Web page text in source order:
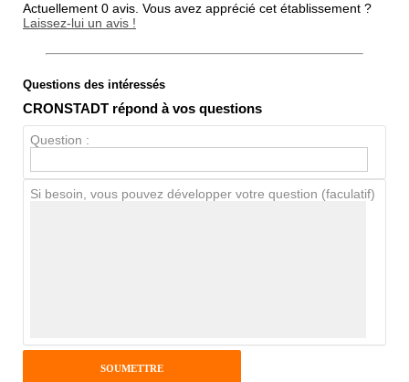
Actuellement 0 avis. Vous avez apprécié cet établissement ?
Laissez-lui un avis !
Note globale
Questions des intéressés
CRONSTADT répond à vos questions
Question :
Si besoin, vous pouvez développer votre question (faculatif)